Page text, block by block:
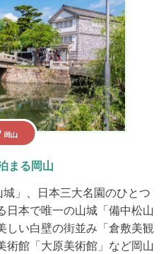
岡山
まる岡山
」、日本三大名園のひとつ
日本で唯一の山城「備中松山
しい白壁の街並み「倉敷美観
術館「大原美術館」など岡山